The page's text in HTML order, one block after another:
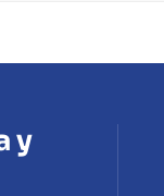
y